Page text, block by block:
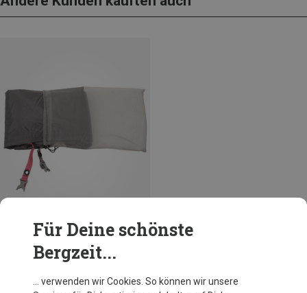
Du sparst 10%
Für Deine schönste
Bergzeit...
… verwenden wir Cookies. So können wir unsere